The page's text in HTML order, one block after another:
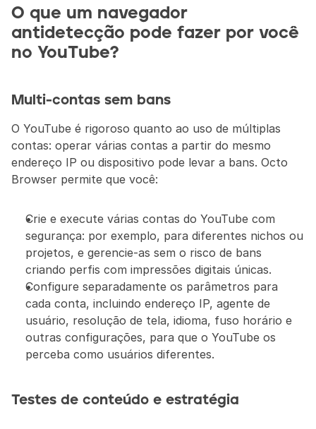
O que um navegador
antidetecção pode fazer por você
no YouTube?
Multi-contas sem bans
O YouTube é rigoroso quanto ao uso de múltiplas
contas: operar várias contas a partir do mesmo
endereço IP ou dispositivo pode levar a bans. Octo
Browser permite que você:
Crie e execute várias contas do YouTube com
segurança: por exemplo, para diferentes nichos ou
projetos, e gerencie-as sem o risco de bans
criando perfis com impressões digitais únicas.
Configure separadamente os parâmetros para
cada conta, incluindo endereço IP, agente de
usuário, resolução de tela, idioma, fuso horário e
outras configurações, para que o YouTube os
perceba como usuários diferentes.
Testes de conteúdo e estratégia